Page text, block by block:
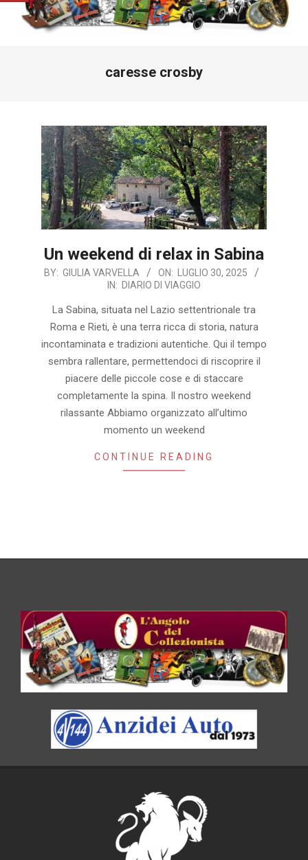
caresse crosby
Un weekend di relax in Sabina
2025-
BY: GIULIA VARVELLA ON:
LUGLIO 30, 2025
IN: DIARIO DI VIAGGIO
La Sabina, situata nel Lazio settentrionale tra
Roma e Rieti, è una terra ricca di storia, natura
incontaminata e tradizioni autentiche. Qui il tempo
sembra rallentare, permettendoci di riscoprire il
piacere delle piccole cose e di staccare
completamente la spina. Il nostro weekend
rilassante Abbiamo organizzato all’ultimo
momento un weekend
CONTINUE READING